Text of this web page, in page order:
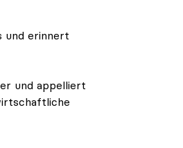
und erinnert
und appelliert